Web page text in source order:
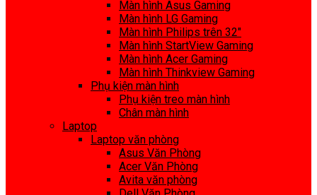
Màn hình Asus Gaming
Màn hình LG Gaming
Màn hình Philips trên 32″
Màn hình StartView Gaming
Màn hình Acer Gaming
Màn hình Thinkview Gaming
Phụ kiện màn hình
Phụ kiện treo màn hình
Chân màn hình
Laptop
Laptop văn phòng
Asus Văn Phòng
Acer Văn Phòng
Avita văn phòng